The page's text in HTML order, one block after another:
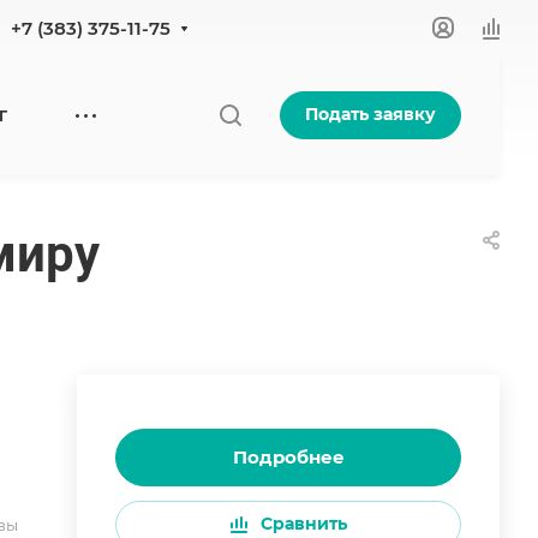
+7 (383) 375-11-75
Подать заявку
Подробнее
Сравнить